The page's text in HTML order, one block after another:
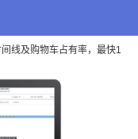
线及购物车占有率，最快1